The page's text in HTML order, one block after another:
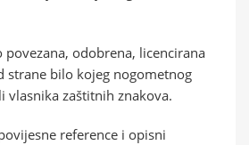
povezana, odobrena, licencirana
strane bilo kojeg nogometnog
vlasnika zaštitnih znakova.
reference i opisni